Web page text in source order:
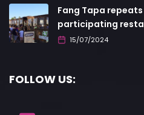
Fang Tapa
participating
15/07/2024
FOLLOW US: